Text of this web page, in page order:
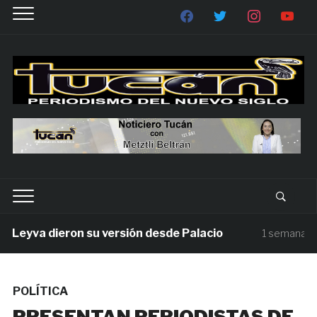
dieron su versión desde Palacio 1 semana ago
POLÍTICA